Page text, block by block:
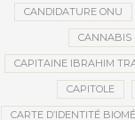
CANDIDATURE ONU
CANNABIS
CAPITAINE IBRAHIM
CAPITOLE
CARTE D’IDENTITÉ